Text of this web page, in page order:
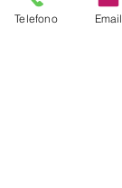
Telefono Email